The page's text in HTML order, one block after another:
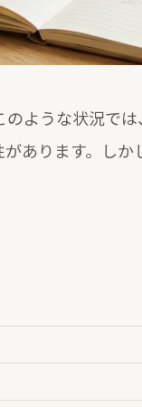
のような状況で
あります。し